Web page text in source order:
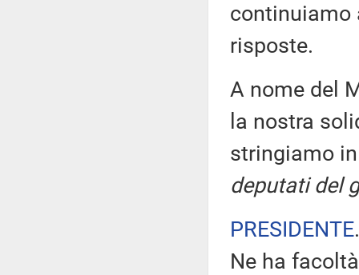
continuiamo
risposte.
A nome del
la nostra
stringiamo
deputati del
PRESIDENTE
Ne ha